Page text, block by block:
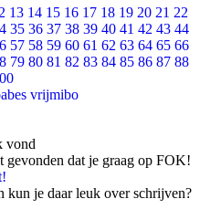
13 14 15 16 17 18 19 20 21 22
35 36 37 38 39 40 41 42 43 44
57 58 59 60 61 62 63 64 65 66
79 80 81 82 83 84 85 86 87 88
vrijmibo
vond
gevonden dat je graag op FOK!
kun je daar leuk over schrijven?